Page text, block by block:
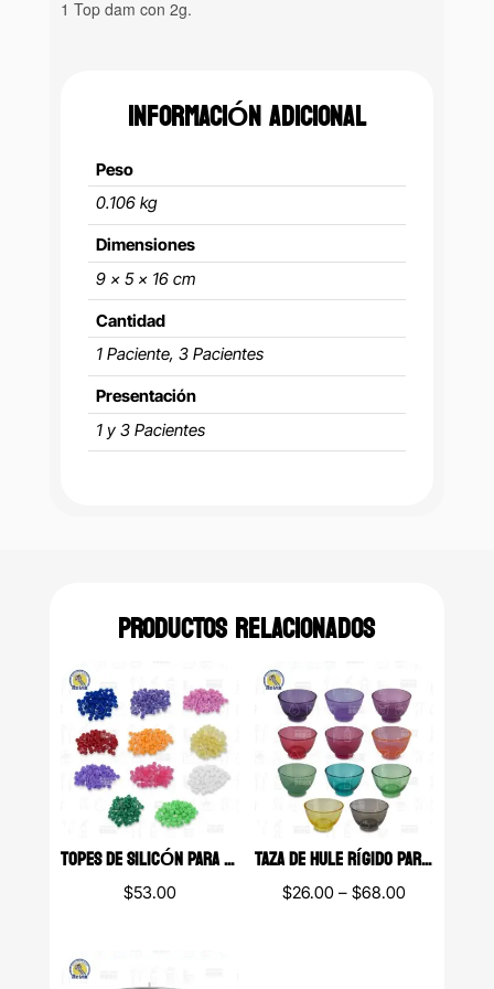
1 Top dam con 2g.
INFORMACIÓN ADICIONAL
Peso
0.106 kg
Dimensiones
9 × 5 × 16 cm
Cantidad
1 Paciente, 3 Pacientes
Presentación
1 y 3 Pacientes
PRODUCTOS RELACIONADOS
TOPES DE SILICÓN PARA LIMAS
$53.00
TAZA DE HULE RÍGIDO PARA YESO
$26.00 – $68.00Price